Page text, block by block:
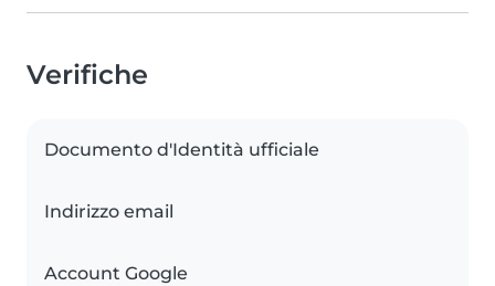
Verifiche
Documento d'Identità ufficiale
Indirizzo email
Account Google